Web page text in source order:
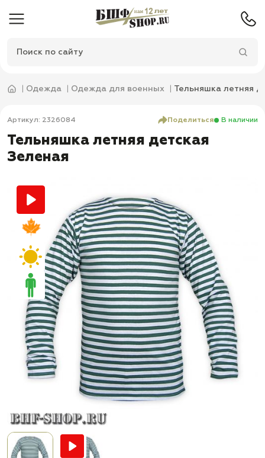
Одежда Одежда для военных Тельняшка летняя
Артикул: 2326084 Поделиться В наличии
Тельняшка летняя детская
Зеленая